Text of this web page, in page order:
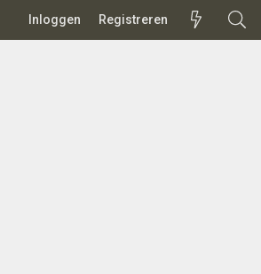
Inloggen Registreren